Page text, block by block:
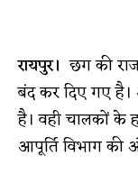
रायपुर। छग की
बंद कर दिए गए है।
है। वही चालकों के
आपूर्ति विभाग की